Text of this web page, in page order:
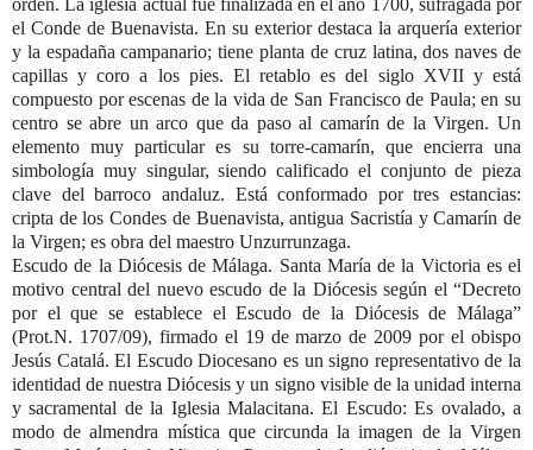
el Conde de Buenavista. En su exterior destaca la arquería exterior
y la espadaña campanario; tiene planta de cruz latina, dos naves de
capillas y coro a los pies. El retablo es del siglo XVII y está
compuesto por escenas de la vida de San Francisco de Paula; en su
centro se abre un arco que da paso al camarín de la Virgen. Un
elemento muy particular es su torre-camarín, que encierra una
simbología muy singular, siendo calificado el conjunto de pieza
clave del barroco andaluz. Está conformado por tres estancias:
cripta de los Condes de Buenavista, antigua Sacristía y Camarín de
la Virgen; es obra del maestro Unzurrunzaga.
Escudo de la Diócesis de Málaga. Santa María de la Victoria es el
motivo central del nuevo escudo de la Diócesis según el “Decreto
por el que se establece el Escudo de la Diócesis de Málaga”
(Prot.N. 1707/09), firmado el 19 de marzo de 2009 por el obispo
Jesús Catalá. El Escudo Diocesano es un signo representativo de la
identidad de nuestra Diócesis y un signo visible de la unidad interna
y sacramental de la Iglesia Malacitana. El Escudo: Es ovalado, a
modo de almendra mística que circunda la imagen de la Virgen